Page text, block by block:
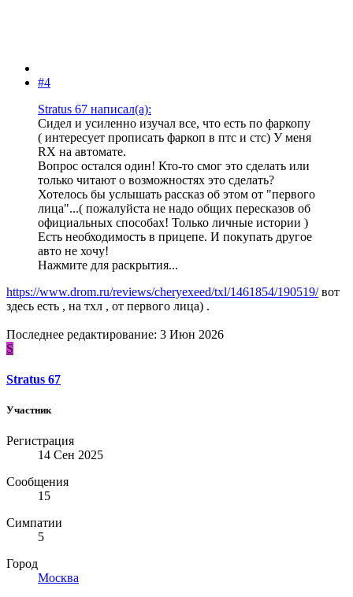
#4
Stratus 67 написал(а):
Сидел и усиленно изучал все, что есть по фаркопу
( интересует прописать фаркоп в птс и стс) У меня
RX на автомате.
Вопрос остался один! Кто-то смог это сделать или
только читают о возможностях это сделать?
Хотелось бы услышать рассказ об этом от "первого
лица"...( пожалуйста не надо общих пересказов об
официальных способах! Только личные истории )
Есть необходимость в прицепе. И покупать другое
авто не хочу!
Нажмите для раскрытия...
https://www.drom.ru/reviews/cheryexeed/txl/1461854/190519/вот
здесь есть , на тхл , от первого лица) .
Последнее редактирование: 3 Июн 2026
S
Stratus 67
Участник
Регистрация
14 Сен 2025
Сообщения
15
Симпатии
5
Город
Москва